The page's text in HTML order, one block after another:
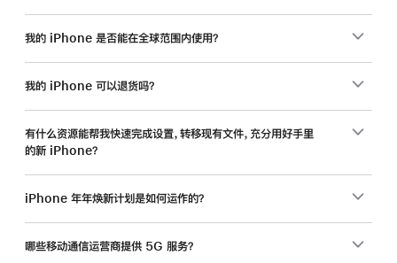
我的 iPhone 是否能在全球范围内使用？
我的 iPhone 可以退货吗？
有什么资源能帮我快速完成设置，转移现有文件，充分用好手里
的新 iPhone？
iPhone 年年焕新计划是如何运作的？
哪些移动通信运营商提供 5G 服务？